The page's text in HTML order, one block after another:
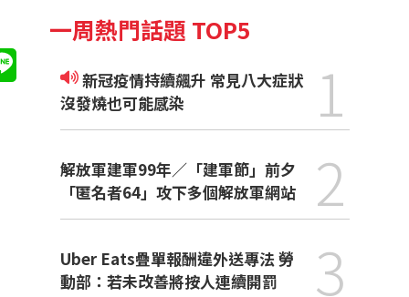
一周熱門話題 TOP5
新冠疫情持續飆升 常見八大症狀
沒發燒也可能感染
1
解放軍建軍99年／「建軍節」前夕
「匿名者64」攻下多個解放軍網站
2
Uber Eats疊單報酬違外送專法 勞
動部：若未改善將按人連續開罰
3